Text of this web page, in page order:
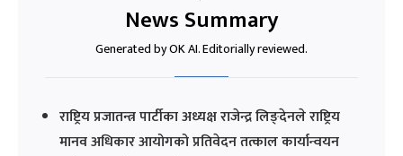
News Summary
Generated by OK AI. Editorially reviewed.
राष्ट्रिय प्रजातन्त्र पार्टीका अध्यक्ष राजेन्द्र लिङ्देनले राष्ट्रिय
मानव अधिकार आयोगको प्रतिवेदन तत्काल कार्यान्वयन